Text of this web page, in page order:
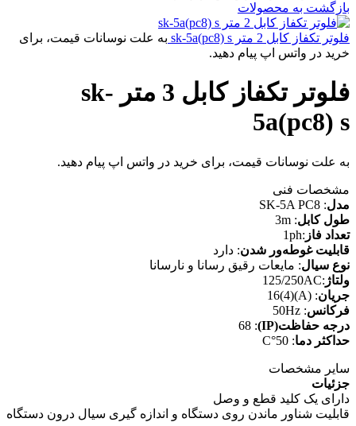
بازگشت به محصولات
فلوتر تکفاز کابل 2 متر sk-5a(pc8) s
به علت نوسانات قیمت، برای
خرید در واتس اپ پیام دهید.
فلوتر تکفاز کابل 3 متر sk-
5a(pc8) s
به علت نوسانات قیمت، برای خرید در واتس اپ پیام دهید.
مشخصات فنی
مدل: SK-5A PC8
طول کابل: 3m
تعداد فاز :1ph
قابلیت غوطه‌ور شدن: دارد
نوع سیال: مایعات رقیق رسانا و نارسانا
ولتاژ :125/250AC
جریان: (A)(4)16
فرکانس: 50Hz
درجه حفاظت(IP)
: 68
حداکثر دما: 50°C
سایر مشخصات
جزئیات
دارای یک کلید قطع و وصل
قابلیت شناور ماندن روی دستگاه و اندازه گیری سیال درون دستگاه